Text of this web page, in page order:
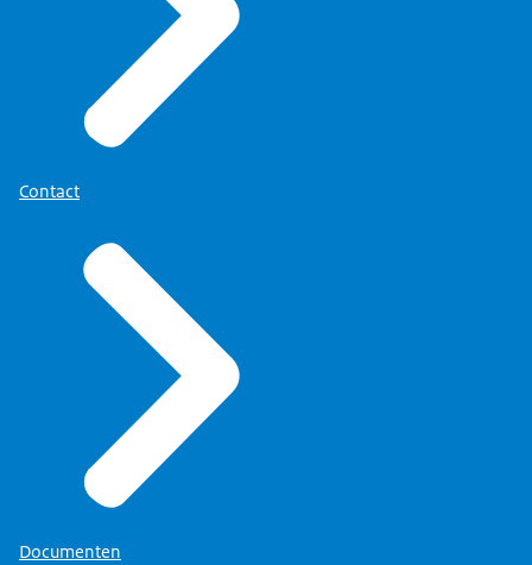
Contact
Documenten